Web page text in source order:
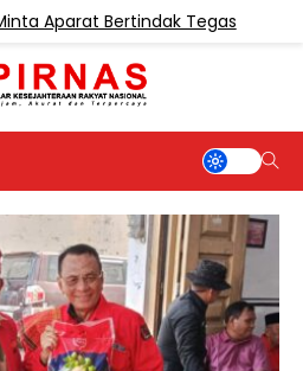
Bertindak Tegas